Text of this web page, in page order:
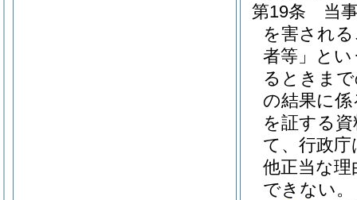
第19条
当
を害され
者等」とい
るときま
の結果に
を証する
て、行政
他正当な
できない。